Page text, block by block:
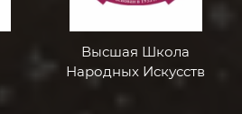
Высшая Школа
Народных Искусств